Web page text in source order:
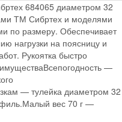
684065 диаметром 32
ТМ Сибртех и моделями
по размеру. Обеспечивает
нагрузки на поясницу и
Рукоятка быстро
—
— тулейка диаметром 32
вес 70 г —